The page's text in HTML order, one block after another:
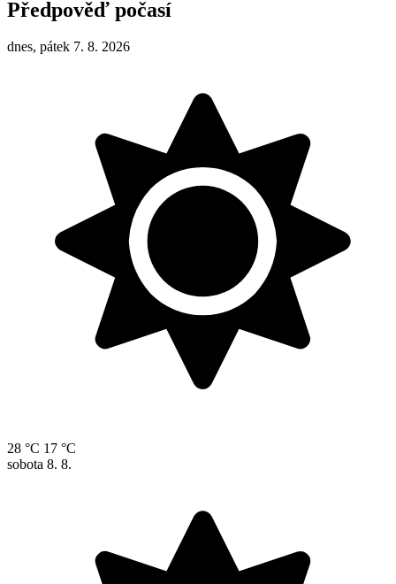
Předpověď počasí
dnes, pátek 7. 8. 2026
28 °C 17 °C
sobota 8. 8.